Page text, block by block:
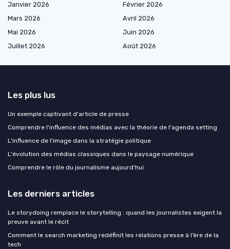
Janvier 2026
Février 2026
Mars 2026
Avril 2026
Mai 2026
Juin 2026
Juillet 2026
Août 2026
Les plus lus
Un exemple captivant d'article de presse
Comprendre l'influence des médias avec la théorie de l'agenda setting
L'influence de l'image dans la stratégie politique
L'évolution des médias classiques dans le paysage numérique
Comprendre le rôle du journalisme aujourd'hui
Les derniers articles
Le storydoing remplace le storytelling : quand les journalistes exigent la
preuve avant le récit
Comment le search marketing redéfinit les relations presse à l’ère de la
tech